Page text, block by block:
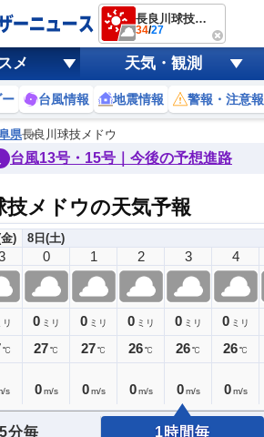
長良川球技メドウ
34/27
メ 天気・観測
台風情報 地震情報 警報・注意報
県長良川球技メドウ
台風13号・15号｜今後の予想進路
技メドウの天気予報
)
リ
℃
s
8日(土)
0
0 ミリ
27℃
0 m/s
1
0 ミリ
27℃
0 m/s
2
0 ミリ
26℃
0 m/s
3
0 ミリ
26℃
0 m/s
4
0 ミリ
26℃
0 m/s
5分毎 1時間毎